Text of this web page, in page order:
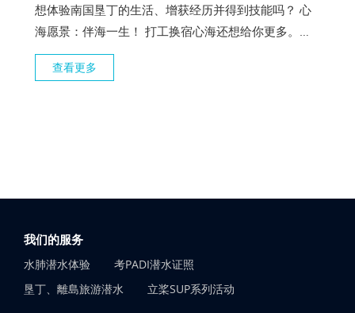
想体验南国垦丁的生活、增获经历并得到技能吗？ 心
海愿景：伴海一生！ 打工换宿心海还想给你更多。
【单位】：心海潜水有限公司(水肺、SUP) 【統編】：
90405853 【地址】：恒春镇-后壁湖 【床位
查看更多
我们的服务
水肺潜水体验
考PADI潜水证照
垦丁、離島旅游潜水
立桨SUP系列活动